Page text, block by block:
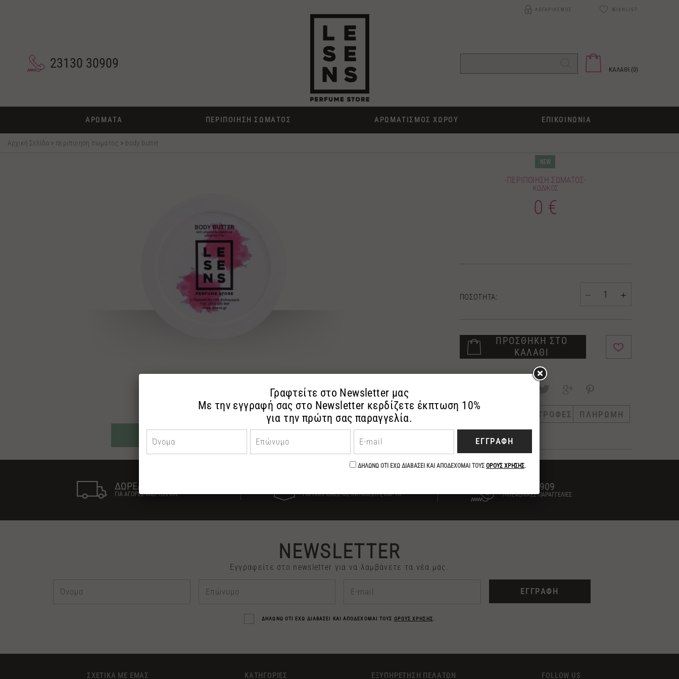
ΛΟΓΑΡΙΑΣΜΟΣ WISHLIST
23130 30909 ΚΑΛΑΘΙ (0)
ΑΡΩΜΑΤΑ ΠΕΡΙΠΟΙΗΣΗ ΣΩΜΑΤΟΣ ΑΡΩΜΑΤΙΣΜΟΣ ΧΩΡΟΥ ΕΠΙΚΟΙΝΩΝΙΑ
Αρχική Σελίδα > περιποιηση σωματος > body butter
-ΠΕΡΙΠΟΙΗΣΗ ΣΩΜΑΤΟΣ-
ΚΩΔΙΚΟΣ
0 €
ΠΟΣΟΤΗΤΑ:
ΠΡΟΣΘΗΚΗ ΣΤΟ
ΚΑΛΑΘΙ
ΕΠΙΣΤΡΟΦΕΣ ΠΛΗΡΩΜΗ
ΔΩΡΕΑΝ ΜΕΤΑΦΟΡΙΚΑ
ΓΙΑ ΑΓΟΡΕΣ ΑΝΩ ΤΩΝ 40€ ΓΙΑ ΠΛΗΡΩΜΕΣ ΜΕ ΚΑΤΑΘΕΣΗ ή ΚΑΡΤΑ
2313 030909
ΤΗΛΕΦΩΝΙΚΕΣ ΠΑΡΑΓΓΕΛΙΕΣ
NEWSLETTER
Εγγραφείτε στο newsletter για να λαμβάνετε τα νέα μας.
ΕΓΓΡΑΦΗ
ΔΗΛΩΝΩ ΟΤΙ ΕΧΩ ΔΙΑΒΑΣΕΙ ΚΑΙ ΑΠΟΔΕΧΟΜΑΙ ΤΟΥΣ ΟΡΟΥΣ ΧΡΗΣΗΣ.
ΣΧΕΤΙΚΑ ΜΕ ΕΜΑΣ ΚΑΤΗΓΟΡΙΕΣ ΕΞΥΠΗΡΕΤΗΣΗ ΠΕΛΑΤΩΝ FOLLOW US